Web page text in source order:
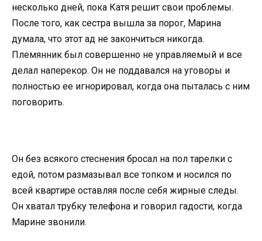
несколько дней, пока Катя решит свои проблемы.
После того, как сестра вышла за порог, Марина
думала, что этот ад не закончиться никогда.
Племянник был совершенно не управляемый и все
делал наперекор. Он не поддавался на уговоры и
полностью ее игнорировал, когда она пыталась с ним
поговорить.
Он без всякого стеснения бросал на пол тарелки с
едой, потом размазывал все топком и носился по
всей квартире оставляя после себя жирные следы.
Он хватал трубку телефона и говорил гадости, когда
Марине звонили.